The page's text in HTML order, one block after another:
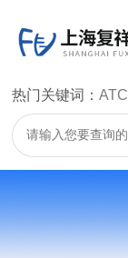
热门关键词：ATCC 细